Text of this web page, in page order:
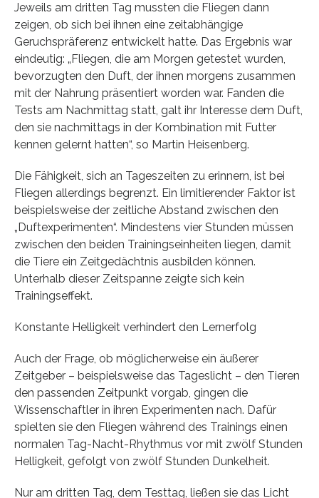
Jeweils am dritten Tag mussten die Fliegen dann
zeigen, ob sich bei ihnen eine zeitabhängige
Geruchspräferenz entwickelt hatte. Das Ergebnis war
eindeutig: „Fliegen, die am Morgen getestet wurden,
bevorzugten den Duft, der ihnen morgens zusammen
mit der Nahrung präsentiert worden war. Fanden die
Tests am Nachmittag statt, galt ihr Interesse dem Duft,
den sie nachmittags in der Kombination mit Futter
kennen gelernt hatten“, so Martin Heisenberg.
Die Fähigkeit, sich an Tageszeiten zu erinnern, ist bei
Fliegen allerdings begrenzt. Ein limitierender Faktor ist
beispielsweise der zeitliche Abstand zwischen den
„Duftexperimenten“. Mindestens vier Stunden müssen
zwischen den beiden Trainingseinheiten liegen, damit
die Tiere ein Zeitgedächtnis ausbilden können.
Unterhalb dieser Zeitspanne zeigte sich kein
Trainingseffekt.
Konstante Helligkeit verhindert den Lernerfolg
Auch der Frage, ob möglicherweise ein äußerer
Zeitgeber – beispielsweise das Tageslicht – den Tieren
den passenden Zeitpunkt vorgab, gingen die
Wissenschaftler in ihren Experimenten nach. Dafür
spielten sie den Fliegen während des Trainings einen
normalen Tag-Nacht-Rhythmus vor mit zwölf Stunden
Helligkeit, gefolgt von zwölf Stunden Dunkelheit.
Nur am dritten Tag, dem Testtag, ließen sie das Licht